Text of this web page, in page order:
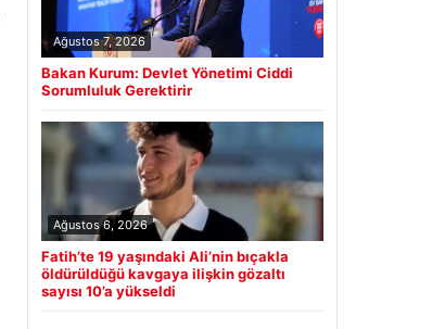
Ağustos 7, 2026
Bakan Kurum: Devlet Yönetimi Ciddi
Sorumluluk Gerektirir
Ağustos 6, 2026
Fatih’te 19 yaşındaki Ali’nin bıçakla
öldürüldüğü kavgaya ilişkin gözaltı
sayısı 10’a yükseldi